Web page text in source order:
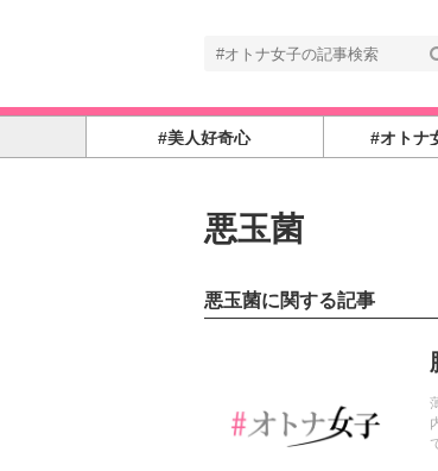
#美人好奇心 #オトナ
悪玉菌
悪玉菌に関する記事